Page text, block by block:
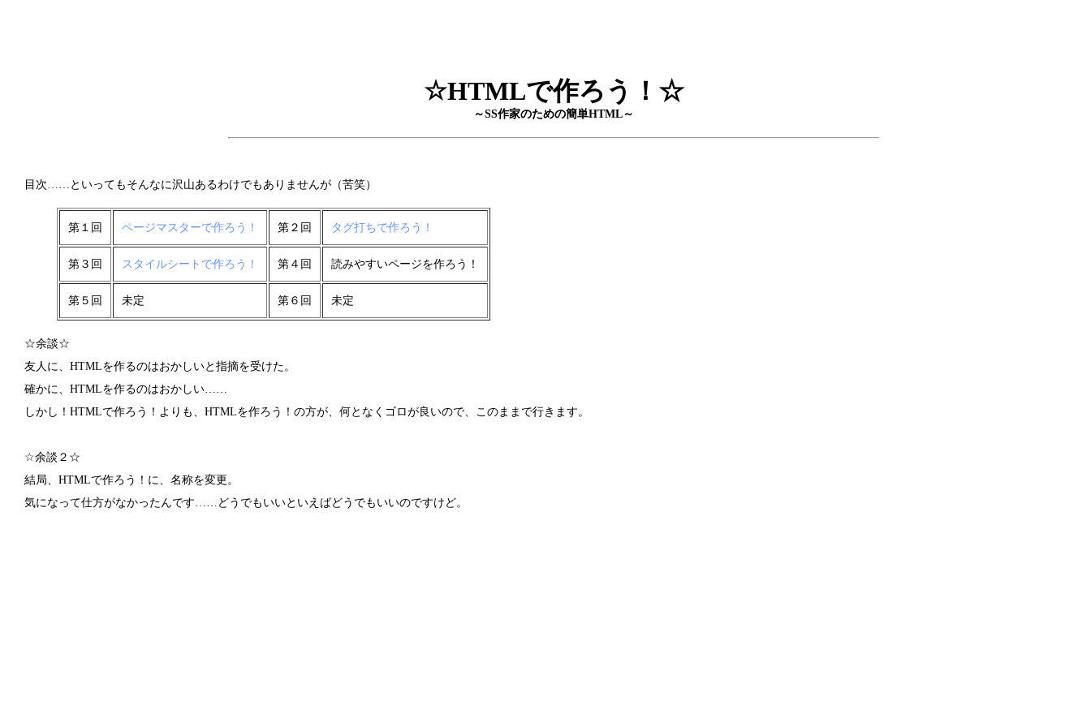
☆HTMLで作ろう！☆
～SS作家のための簡単HTML～
目次……といってもそんなに沢山あるわけでもありませんが（苦笑）
第１回 ページマスターで作ろう！ 第２回 タグ打ちで作ろう！
第３回 スタイルシートで作ろう！ 第４回 読みやすいページを作ろう！
第５回 未定 第６回 未定
☆余談☆
友人に、HTMLを作るのはおかしいと指摘を受けた。
確かに、HTMLを作るのはおかしい……
しかし！HTMLで作ろう！よりも、HTMLを作ろう！の方が、何となくゴロが良いので、このままで行きます。
☆余談２☆
結局、HTMLで作ろう！に、名称を変更。
気になって仕方がなかったんです……どうでもいいといえばどうでもいいのですけど。